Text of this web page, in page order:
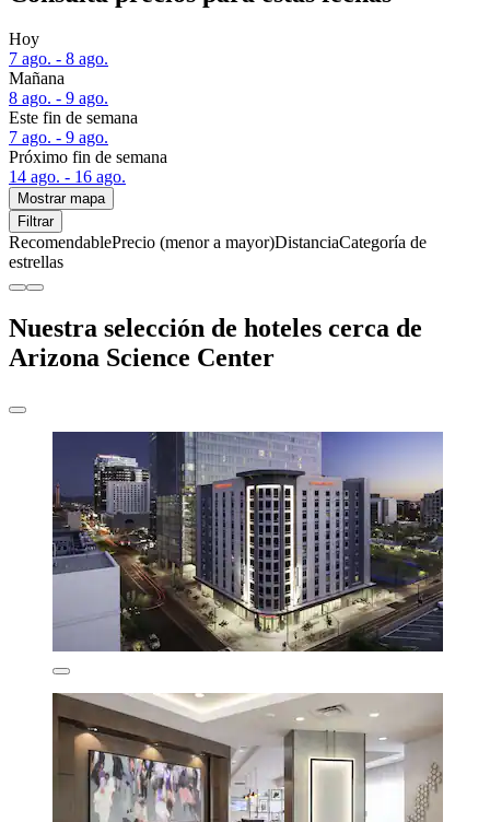
Hoy
7 ago. - 8 ago.
Mañana
8 ago. - 9 ago.
Este fin de semana
7 ago. - 9 ago.
Próximo fin de semana
14 ago. - 16 ago.
Mostrar mapa
Filtrar
RecomendablePrecio (menor a mayor)DistanciaCategoría de
estrellas
Nuestra selección de hoteles cerca de
Arizona Science Center